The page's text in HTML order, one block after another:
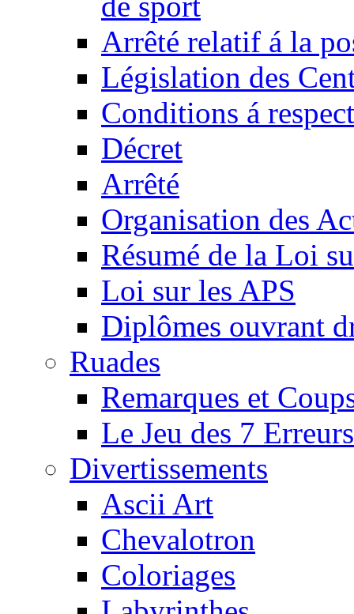
Arrêté relatif á la
Législation des
Conditions á
Décret
Arrêté
Organisation des
Résumé de la Loi
Loi sur les APS
Diplômes ouvrant
Ruades
Remarques et
Le Jeu des 7 Erreurs
Divertissements
Ascii Art
Chevalotron
Coloriages